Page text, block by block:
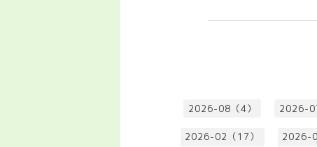
2026-08（4） 2026-
2026-02（17） 2026-